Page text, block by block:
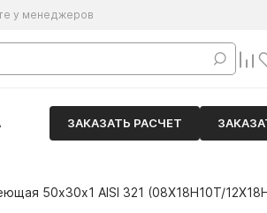
у менеджеров
ЗАКАЗАТЬ РАСЧЕТ
50х30х1 AISI 321 (08Х18Н10Т/